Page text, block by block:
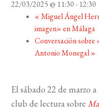
22/03/2025 @ 11:30- 12:30
«Miguel Ángel
imagen» en Málaga
Conversación sobre
Antonio Monegal»
El sábado 22 de marzo
club de lectura sobre